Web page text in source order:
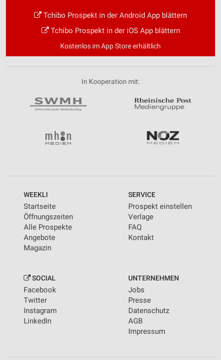
Tchibo Prospekt in der Android App blättern
Tchibo Prospekt in der iOS App blättern
Kostenlos im App Store erhältlich
In Kooperation mit:
WEEKLI
Startseite
Öffnungszeiten
Alle Prospekte
Angebote
Magazin
SERVICE
Prospekt einstellen
Verlage
FAQ
Kontakt
SOCIAL
Facebook
Twitter
Instagram
LinkedIn
UNTERNEHMEN
Jobs
Presse
Datenschutz
AGB
Impressum